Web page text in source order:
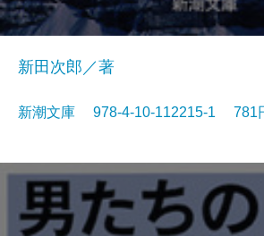
新田次郎／著
新潮文庫 978-4-10-112215-1 781